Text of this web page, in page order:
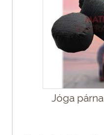
Jóga